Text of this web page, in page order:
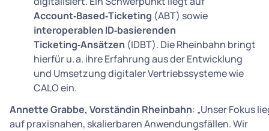
Account‑Based‑Ticketing (ABT) sowie
interoperablen ID‑basierenden
Ticketing‑Ansätzen (IDBT). Die Rheinbahn bringt
hierfür u. a. ihre Erfahrung aus der Entwicklung
und Umsetzung digitaler Vertriebssysteme wie
CALO ein.
Annette Grabbe, Vorständin Rheinbahn: „Unser Fokus
auf praxisnahen, skalierbaren Anwendungsfällen. Wir